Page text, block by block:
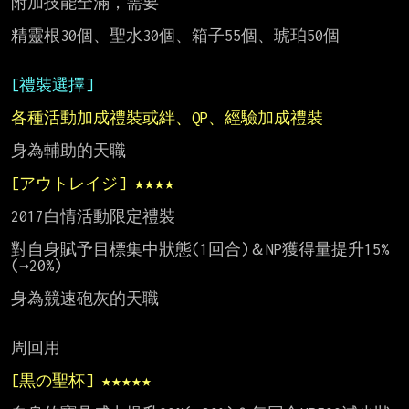
精靈根30個、聖水30個、箱子55個、琥珀50個
[禮裝選擇]
各種活動加成禮裝或絆、QP、經驗加成禮裝
身為輔助的天職
[アウトレイジ] ★★★★
2017白情活動限定禮裝
對自身賦予目標集中狀態(1回合)＆NP獲得量提升15%
(→20%)
身為競速砲灰的天職
周回用
[黒の聖杯] ★★★★★